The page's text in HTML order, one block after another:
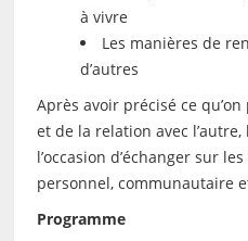
à vivre
Les manières de
d’autres
Après avoir précisé ce
et de la relation avec
l’occasion d’échanger sur
personnel, communautaire
Programme